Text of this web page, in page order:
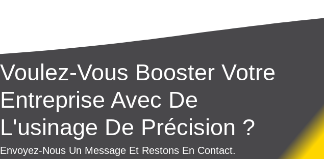
Voulez-Vous Booster Votre
Entreprise Avec De
L'usinage De Précision ?
Envoyez-Nous Un Message Et Restons En Contact.